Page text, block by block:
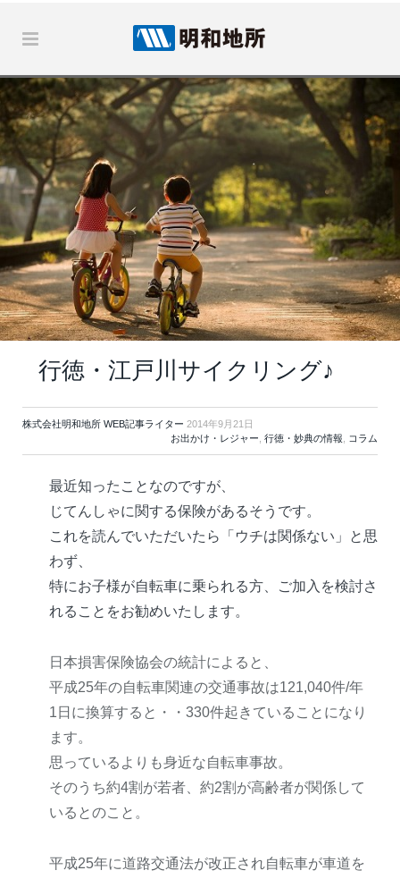
行徳・江戸川サイクリング♪
株式会社明和地所 WEB記事ライター 2014年9月21日
お出かけ・レジャー 行徳・妙典の情報 コラム
最近知ったことなのですが、
じてんしゃに関する保険があるそうです。
これを読んでいただいたら「ウチは関係ない」と思
わず、
特にお子様が自転車に乗られる方、ご加入を検討さ
れることをお勧めいたします。
日本損害保険協会の統計によると、
平成25年の自転車関連の交通事故は121,040件/年
1日に換算すると・・330件起きていることになり
ます。
思っているよりも身近な自転車事故。
そのうち約4割が若者、約2割が高齢者が関係して
いるとのこと。
平成25年に道路交通法が改正され自転車が車道を